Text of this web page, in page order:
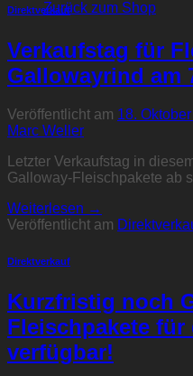
Zurück zum Shop
Direktverkauf
Verkaufstag für
Gallowayrind am
Veröffentlicht am 18.
Marc Weller
Letzter Verkaufstag in
Galloway-Fleischpakete ab
Weiterlesen →
Veröffentlicht am
Direktverkauf
Kurzfristig noch
Fleischpakete für
verfügbar!